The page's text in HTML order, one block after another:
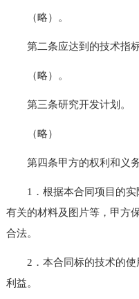
（略）。
第二条应达到的技术指标
（略）。
第三条研究开发计划。
（略）
第四条甲方的权利和义务
1．根据本合同项目的实
有关的材料及图片等，甲方
合法。
2．本合同标的技术的使
利益。